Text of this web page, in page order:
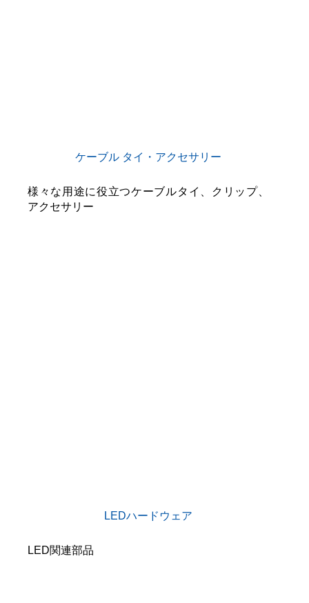
ケーブル タイ・アクセサリー
様々な用途に役立つケーブルタイ、クリップ、
アクセサリー
LEDハードウェア
LED関連部品